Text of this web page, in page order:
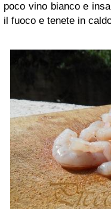
poco vino bianco e
il fuoco e tenete in